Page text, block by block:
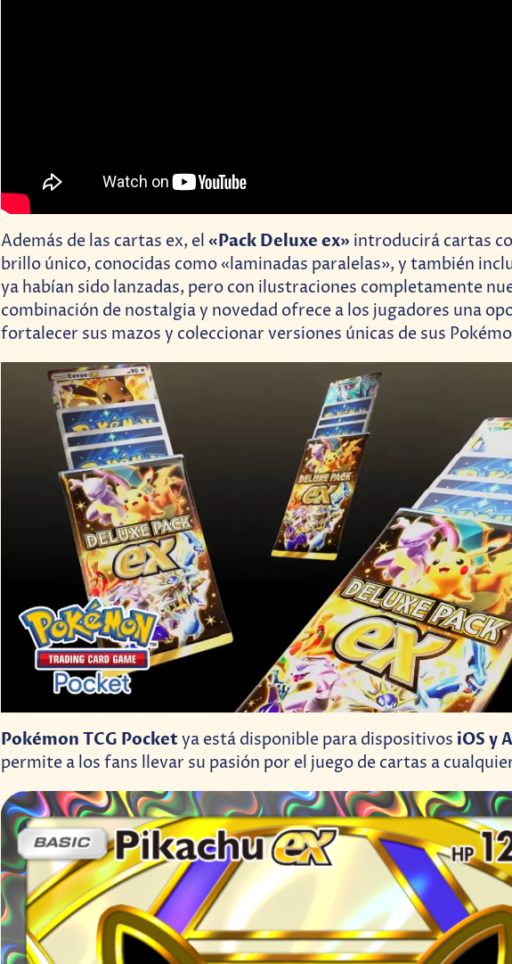
Además de las cartas ex, el «Pack Deluxe ex» introducirá cartas
brillo único, conocidas como «laminadas paralelas», y también
ya habían sido lanzadas, pero con ilustraciones completamente
combinación de nostalgia y novedad ofrece a los jugadores una
fortalecer sus mazos y coleccionar versiones únicas de sus
Pokémon TCG Pocketya está disponible para dispositivos iOS y
permite a los fans llevar su pasión por el juego de cartas a